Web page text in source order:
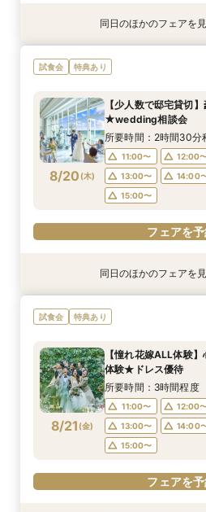
特典あり
8/19(水)
【ペット婚に◎】大切
会場で叶えよう
11:00〜
12:00〜
13:00〜
14:00
15:00〜
フェアを予
特典あり
8/19(水)
【少人数で邸宅貸切
★wedding相談会
11:00〜
12:00〜
13:00〜
14:00
15:00〜
フェアを予
8/19(水)
【遠方の方◎オンライ
豪華5大特典付き
14:00〜
15:00〜
16:00〜
17:00
フェアを予
特典あり
8/19(水)
【お料理重視◎】シェ
×貸切邸宅W体験
11:00〜
12:00〜
13:00〜
14:00
15:00〜
フェアを予
特典あり
8/19(水)
初見学でも安心◎「即
新プラン×試食付
13:00〜
14:00〜
15:00〜
16:00
17:00〜
フェアを予
同日のほかのフェアを見
試食会 特典あり
8/20 (木)
【少人数で邸宅貸切
★wedding相談会
所要時間：2時間30分
11:00〜
12:00
13:00〜
14:00
15:00〜
フェアを
特典あり
8/20(木)
【ペット婚に◎】大切
会場で叶えよう
11:00〜
12:00〜
13:00〜
14:00〜
15:00〜
フェアを予
8/20(木)
【遠方の方◎オンライ
豪華5大特典付き
14:00〜
15:00〜
16:00〜
17:00〜
フェアを予
特典あり
8/20(木)
【お料理重視◎】シェ
×貸切邸宅W体験
11:00〜
12:00〜
13:00〜
14:00〜
15:00〜
フェアを予
特典あり
8/20(木)
初見学でも安心◎「即
新プラン×試食付
13:00〜
14:00〜
15:00〜
16:00〜
17:00〜
フェアを予
特典あり
8/20(木)
【プレミアム】豪華
*挙式*試食*演出
11:00〜
12:00〜
13:00〜
14:00〜
15:00〜
フェアを予
同日のほかのフェアを見
試食会 特典あり
8/21 (金)
【憧れ花嫁ALL体験
体験★ドレス優待
所要時間：3時間程度
11:00〜
12:00
13:00〜
14:00
15:00〜
フェアを